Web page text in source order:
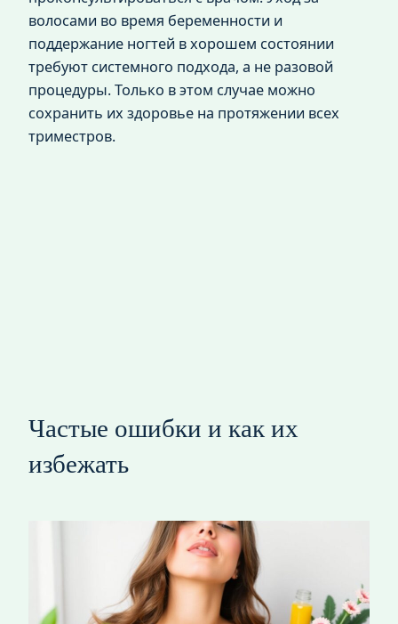
волосами во время беременности и
поддержание ногтей в хорошем состоянии
требуют системного подхода, а не разовой
процедуры. Только в этом случае можно
сохранить их здоровье на протяжении всех
триместров.
Частые ошибки и как их
избежать